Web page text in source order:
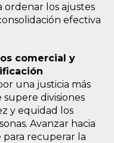
ordenar los ajustes
efectiva
comercial y
una justicia más
divisiones
y equidad los
Avanzar hacia
para recuperar la